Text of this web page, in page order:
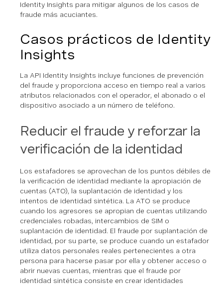
Identity Insights para mitigar algunos de los casos de
fraude más acuciantes.
Casos prácticos de Identity
Insights
La API Identity Insights incluye funciones de prevención
del fraude y proporciona acceso en tiempo real a varios
atributos relacionados con el operador, el abonado o el
dispositivo asociado a un número de teléfono.
Reducir el fraude y reforzar la
verificación de la identidad
Los estafadores se aprovechan de los puntos débiles de
la verificación de identidad mediante la apropiación de
cuentas (ATO), la suplantación de identidad y los
intentos de identidad sintética. La ATO se produce
cuando los agresores se apropian de cuentas utilizando
credenciales robadas, intercambios de SIM o
suplantación de identidad. El fraude por suplantación de
identidad, por su parte, se produce cuando un estafador
utiliza datos personales reales pertenecientes a otra
persona para hacerse pasar por ella y obtener acceso o
abrir nuevas cuentas, mientras que el fraude por
identidad sintética consiste en crear identidades